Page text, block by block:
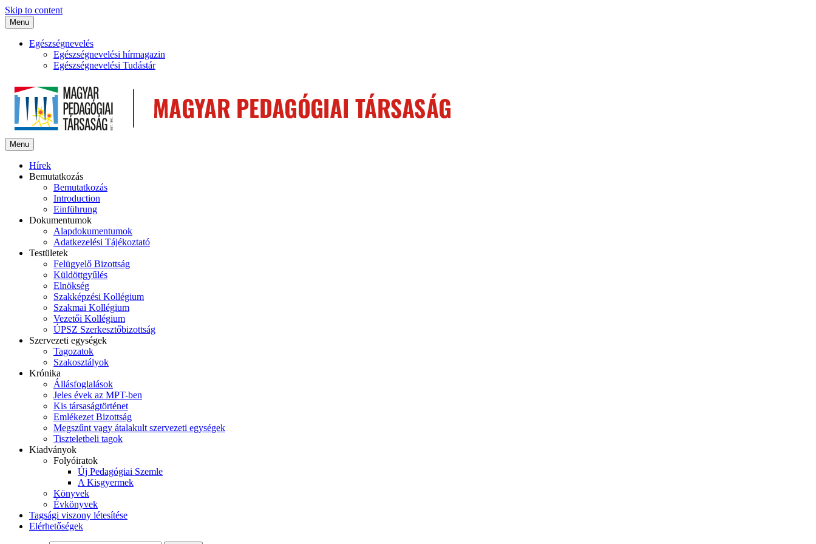
Skip to content
Menu
Egészségnevelés
Egészségnevelési hírmagazin
Egészségnevelési Tudástár
Menu
Hírek
Bemutatkozás
Bemutatkozás
Introduction
Einführung
Dokumentumok
Alapdokumentumok
Adatkezelési Tájékoztató
Testületek
Felügyelő Bizottság
Küldöttgyűlés
Elnökség
Szakképzési Kollégium
Szakmai Kollégium
Vezetői Kollégium
ÚPSZ Szerkesztőbizottság
Szervezeti egységek
Tagozatok
Szakosztályok
Krónika
Állásfoglalások
Jeles évek az MPT-ben
Kis társaságtörténet
Emlékezet Bizottság
Megszűnt vagy átalakult szervezeti egységek
Tiszteletbeli tagok
Kiadványok
Folyóiratok
Új Pedagógiai Szemle
A Kisgyermek
Könyvek
Évkönyvek
Tagsági viszony létesítése
Elérhetőségek